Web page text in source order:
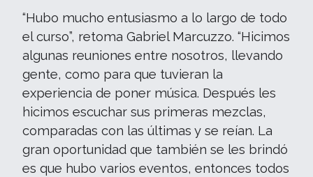
“Hubo mucho entusiasmo a lo largo de todo
el curso”, retoma Gabriel Marcuzzo. “Hicimos
algunas reuniones entre nosotros, llevando
gente, como para que tuvieran la
experiencia de poner música. Después les
hicimos escuchar sus primeras mezclas,
comparadas con las últimas y se reían. La
gran oportunidad que también se les brindó
es que hubo varios eventos, entonces todos